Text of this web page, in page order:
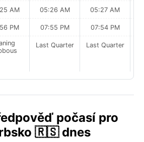
AM
PM
05:26 AM
07:55 PM
Last Quarter
05:27 AM
07:54 PM
Last Quarter
počasí pro
🇷🇸 dnes